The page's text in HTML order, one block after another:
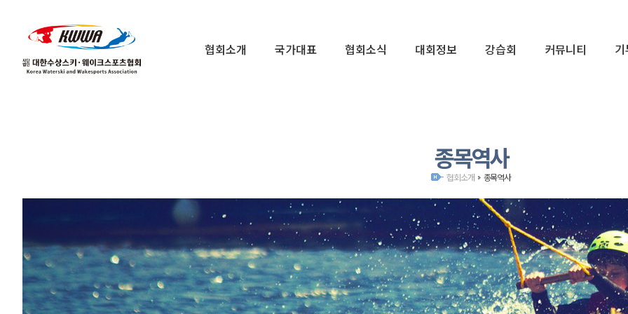
협회소개 국가대표 협회소식 대회정보 강습회 커뮤니티
종목역사
협회소개 종목역사